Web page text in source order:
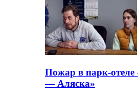
Пожар в парк-отеле
— Аляска»